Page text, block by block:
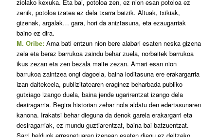
ziolako kexuka. Eta bai, potoloa zen, ez nion esan potoloa ez
zenik, potoloa izatea ez dela txarra baizik. Altuak, txikiak,
gizenak, argalak… gara, hori da aniztasuna, eta ezaugarriak
baino ez dira.
M. Oribe:Ama bati entzun nion bere alabari esaten neska gizena
zela eta beraz barrukoa zaindu behar zuela, norbaitek barrukoa
ikus zezan eta zen bezala maite zezan. Amari esan nion
barrukoa zaintzea ongi dagoela, baina loditasuna ere erakargarria
izan daitekeela, publizitatearen eraginez beharbada publiko
gutxiago izango duela, baina jende ugarirentzat izango dela
desiragarria. Begira historian zehar nola aldatu den edertasunaren
kanona. Irakatsi behar dieguna da denok garela erakargarri eta
desiragarriak, ez mundu guztiarentzat, baina bai batzuentzat.